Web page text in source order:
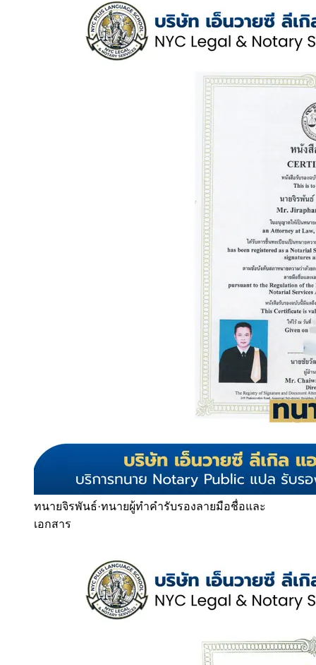
ทนายจิรพันธ์·ทนายผู้ทำคำรับรองลายมือชื่อและ
เอกสาร